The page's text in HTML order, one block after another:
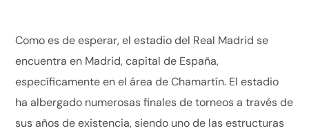
Como es de esperar, el estadio del Real Madrid se
encuentra en Madrid, capital de España,
específicamente en el área de Chamartín. El estadio
ha albergado numerosas finales de torneos a través de
sus años de existencia, siendo uno de las estructuras